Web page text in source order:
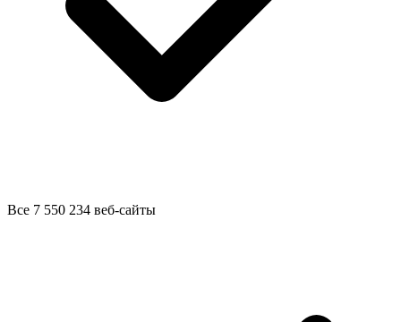
Все 7 550 234 веб-сайты